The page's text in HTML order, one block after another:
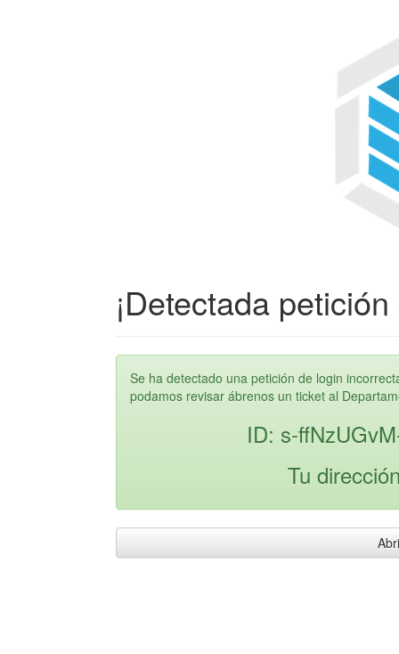
¡Detectada
Se ha detectado una petición de login
podamos revisar ábrenos un ticket al
ID: s-
Tu